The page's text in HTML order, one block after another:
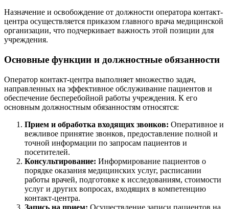
Назначение и освобождение от должности оператора контакт-
центра осуществляется приказом главного врача медицинской
организации, что подчеркивает важность этой позиции для
учреждения.
Основные функции и должностные обязанности
Оператор контакт-центра выполняет множество задач,
направленных на эффективное обслуживание пациентов и
обеспечение бесперебойной работы учреждения. К его
основным должностным обязанностям относятся:
Прием и обработка входящих звонков: Оперативное и
вежливое принятие звонков, предоставление полной и
точной информации по запросам пациентов и
посетителей.
Консультирование: Информирование пациентов о
порядке оказания медицинских услуг, расписании
работы врачей, подготовке к исследованиям, стоимости
услуг и других вопросах, входящих в компетенцию
контакт-центра.
Запись на прием: Осуществление записи пациентов на